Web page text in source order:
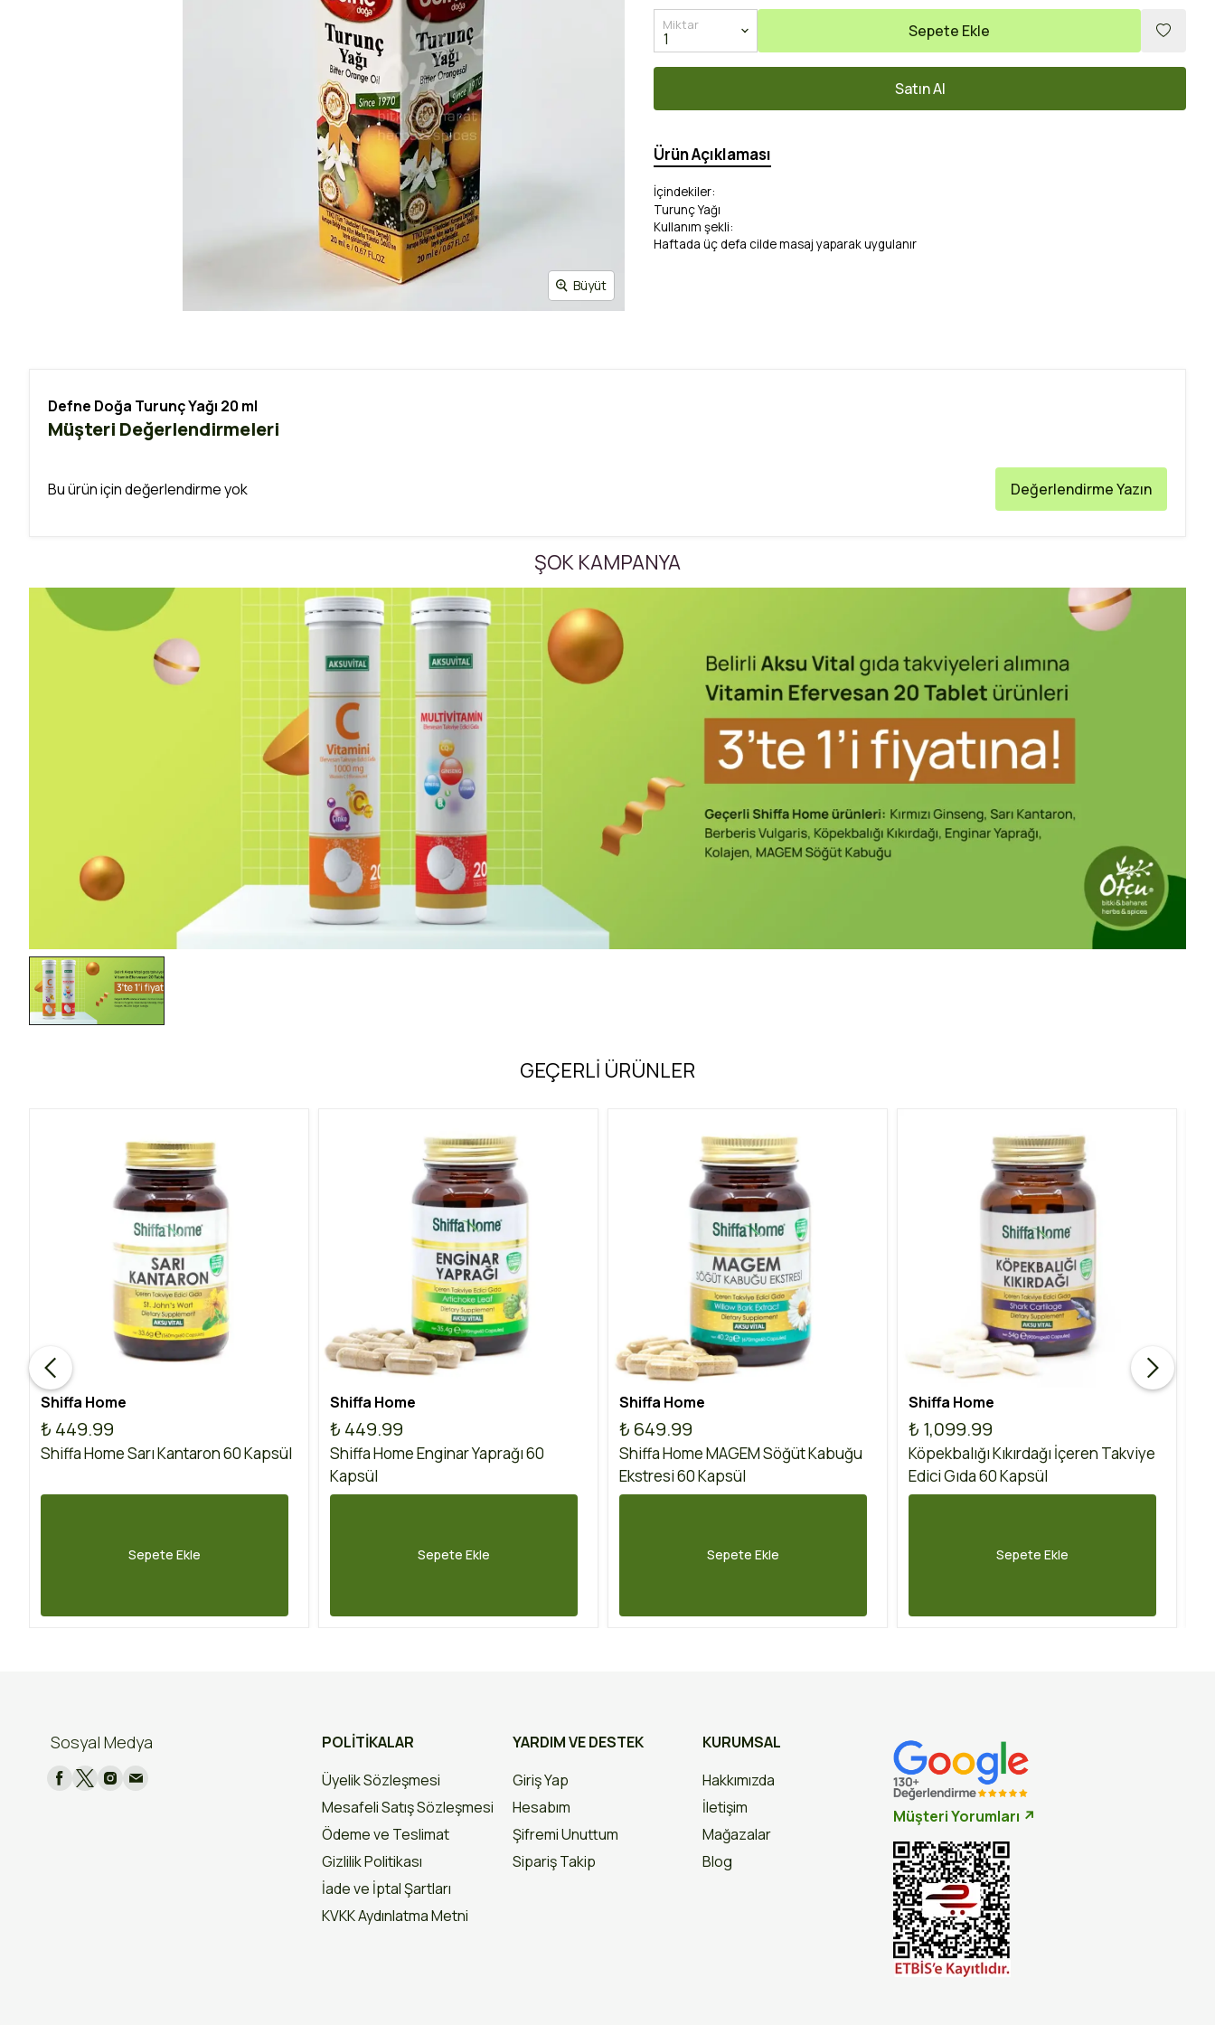
Büyüt
Miktar Sepete Ekle
Satın Al
Ürün Açıklaması
İçindekiler:
Turunç Yağı
Kullanım şekli:
Haftada üç defa cilde masaj yaparak uygulanır
Defne Doğa Turunç Yağı 20 ml
Müşteri Değerlendirmeleri
Bu ürün için değerlendirme yok Değerlendirme Yazın
ŞOK KAMPANYA
GEÇERLİ ÜRÜNLER
Shiffa Home
₺ 449.99
Shiffa Home Sarı Kantaron 60 Kapsül
Sepete Ekle
Shiffa Home
₺ 449.99
Shiffa Home Enginar Yaprağı 60
Kapsül
Sepete Ekle
Shiffa Home
₺ 649.99
Shiffa Home MAGEM Söğüt Kabuğu
Ekstresi 60 Kapsül
Sepete Ekle
Shiffa Home
₺ 1,099.99
Köpekbalığı Kıkırdağı İçeren Takviye
Edici Gıda 60 Kapsül
Sepete Ekle
Sosyal Medya
POLİTİKALAR
Üyelik Sözleşmesi
Mesafeli Satış Sözleşmesi
Ödeme ve Teslimat
Gizlilik Politikası
İade ve İptal Şartları
KVKK Aydınlatma Metni
YARDIM VE DESTEK
Giriş Yap
Hesabım
Şifremi Unuttum
Sipariş Takip
KURUMSAL
Hakkımızda
İletişim
Mağazalar
Blog
Müşteri Yorumları ↗